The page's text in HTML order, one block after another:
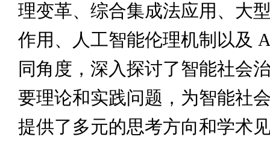
理变革、综合集成法应用、大
作用、人工智能伦理机制以及
同角度，深入探讨了智能社会
要理论和实践问题，为智能社
提供了多元的思考方向和学术